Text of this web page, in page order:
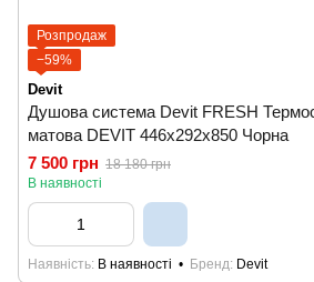
Розпродаж
−59%
Devit
Душова система Devit FRESH
матова DEVIT 446x292x850 Чорна
7 500 грн 18 180 грн
В наявності
Наявність В наявності Бренд Devit